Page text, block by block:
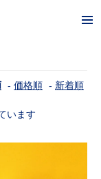
- 価格順 - 新着順
います